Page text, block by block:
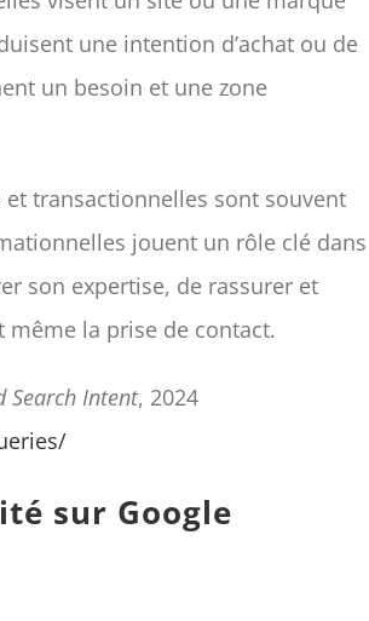
une intention d’achat ou de
un besoin et une zone
et transactionnelles sont souvent
jouent un rôle clé dans
son expertise, de rassurer et
même la prise de contact.
Search Intent, 2024
sur Google